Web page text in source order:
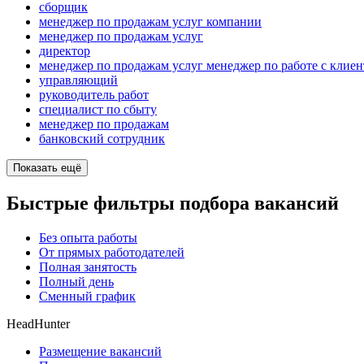
сборщик
менеджер по продажам услуг компании
менеджер по продажам услуг
директор
менеджер по продажам услуг менеджер по работе с
управляющий
руководитель работ
специалист по сбыту
менеджер по продажам
банковский сотрудник
Показать ещё
Быстрые фильтры подбора вакансий
Без опыта работы
От прямых работодателей
Полная занятость
Полный день
Сменный график
HeadHunter
Размещение вакансий